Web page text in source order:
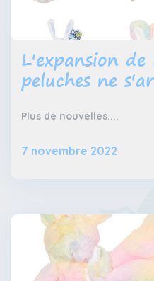
L'expansion
peluches ne
Plus de nouvelles....
7 novembre 2022